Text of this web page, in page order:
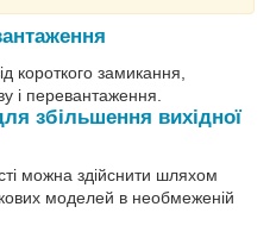
короткого замикання,
і перевантаження.
збільшення вихідної
можна здійснити шляхом
моделей в необмеженій